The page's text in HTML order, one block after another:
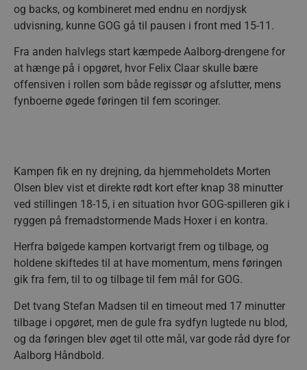
og backs, og kombineret med endnu en nordjysk
udvisning, kunne GOG gå til pausen i front med 15-11.
Fra anden halvlegs start kæmpede Aalborg-drengene for
at hænge på i opgøret, hvor Felix Claar skulle bære
offensiven i rollen som både regissør og afslutter, mens
fynboerne øgede føringen til fem scoringer.
Kampen fik en ny drejning, da hjemmeholdets Morten
Olsen blev vist et direkte rødt kort efter knap 38 minutter
ved stillingen 18-15, i en situation hvor GOG-spilleren gik i
ryggen på fremadstormende Mads Hoxer i en kontra.
Herfra bølgede kampen kortvarigt frem og tilbage, og
holdene skiftedes til at have momentum, mens føringen
gik fra fem, til to og tilbage til fem mål for GOG.
Det tvang Stefan Madsen til en timeout med 17 minutter
tilbage i opgøret, men de gule fra sydfyn lugtede nu blod,
og da føringen blev øget til otte mål, var gode råd dyre for
Aalborg Håndbold.